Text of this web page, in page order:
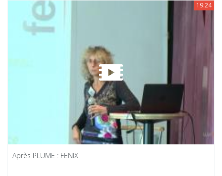
19:24
Après PLUME : FENIX